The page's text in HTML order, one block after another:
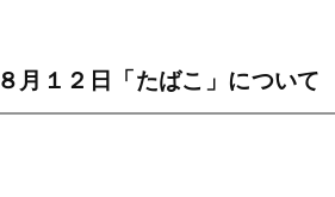
８月１２日「たばこ」について